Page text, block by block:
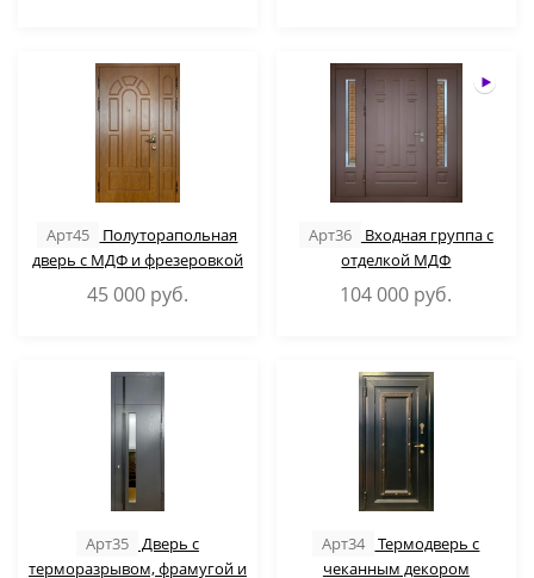
Арт45
Полуторапольная
дверь с МДФ и фрезеровкой
45 000 руб.
Арт36
Входная группа с
отделкой МДФ
104 000 руб.
Арт35
Дверь с
терморазрывом, фрамугой и
Арт34
Термодверь с
чеканным декором